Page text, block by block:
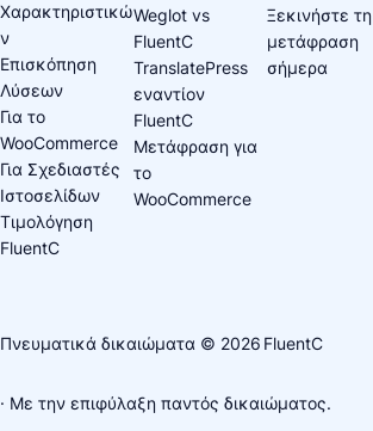
Χαρακτηριστικώ
ν
Επισκόπηση
Λύσεων
Για το
WooCommerce
Για Σχεδιαστές
Ιστοσελίδων
Τιμολόγηση
FluentC
Weglot vs
FluentC
TranslatePress
εναντίον
FluentC
Μετάφραση για
το
WooCommerce
Ξεκινήστε τη
μετάφραση
σήμερα
Πνευματικά δικαιώματα © 2026 FluentC
· Με την επιφύλαξη παντός δικαιώματος.